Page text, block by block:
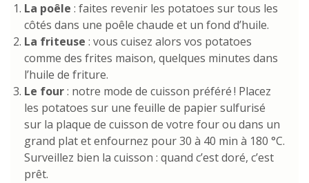
La poêle : faites revenir les potatoes sur tous les
côtés dans une poêle chaude et un fond d’huile.
La friteuse : vous cuisez alors vos potatoes
comme des frites maison, quelques minutes dans
l’huile de friture.
Le four: notre mode de cuisson préféré ! Placez
les potatoes sur une feuille de papier sulfurisé
sur la plaque de cuisson de votre four ou dans un
grand plat et enfournez pour 30 à 40 min à 180 °C.
Surveillez bien la cuisson : quand c’est doré, c’est
prêt.